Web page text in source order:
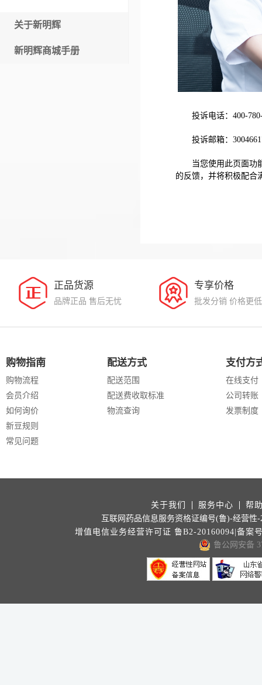
关于新明辉
新明辉商城手册
投诉电话： 400-
投诉邮箱：
当您使用此页面功
的反馈，并将积极配合
正品货源
品牌正品 售后无忧
专享价格
批发分销 价格更低
购物指南
购物流程
会员介绍
如何询价
新豆规则
常见问题
配送方式
配送范围
配送费收取标准
物流查询
支付方
在线支付
公司转账
发票制度
关于我们 服务中心
帮
互联网药品信息服务资格证编号(鲁)-经营性-
增值电信业务经营许可证 鲁B2-20160094|备案
鲁公网安备